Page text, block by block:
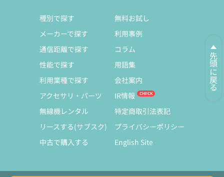
先頭に戻る
種別で探す
メーカーで探す
通信距離で探す
性能で探す
利用業種で探す
アクセサリ・パーツ
無線機レンタル
リースする(サブスク)
中古で購入する
無料お試し
利用事例
コラム
用語集
会社案内
IR情報
特定商取引法表記
プライバシーポリシー
English Site